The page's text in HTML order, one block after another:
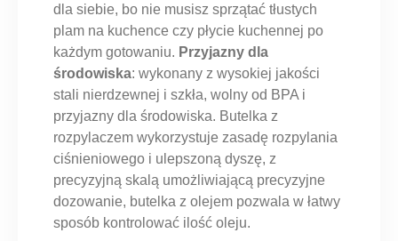
dla siebie, bo nie musisz sprzątać tłustych
plam na kuchence czy płycie kuchennej po
każdym gotowaniu. Przyjazny dla
środowiska: wykonany z wysokiej jakości
stali nierdzewnej i szkła, wolny od BPA i
przyjazny dla środowiska. Butelka z
rozpylaczem wykorzystuje zasadę rozpylania
ciśnieniowego i ulepszoną dyszę, z
precyzyjną skalą umożliwiającą precyzyjne
dozowanie, butelka z olejem pozwala w łatwy
sposób kontrolować ilość oleju.